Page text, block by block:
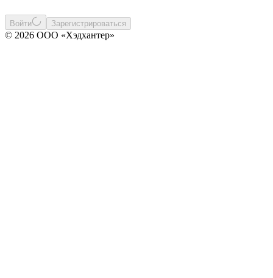
Войти Зарегистрироваться
© 2026 ООО «Хэдхантер»